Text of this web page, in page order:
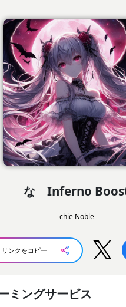
な Inferno
chie Noble
リンクをコピー
ミングサービス